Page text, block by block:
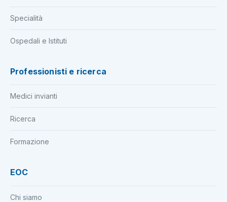
Specialità
Ospedali e Istituti
Professionisti e ricerca
Medici invianti
Ricerca
Formazione
EOC
Chi siamo